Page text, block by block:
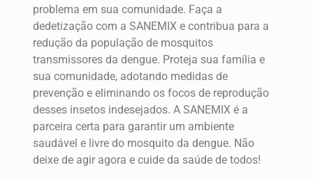
problema em sua comunidade. Faça a
dedetização com a SANEMIX e contribua para a
redução da população de mosquitos
transmissores da dengue. Proteja sua família e
sua comunidade, adotando medidas de
prevenção e eliminando os focos de reprodução
desses insetos indesejados. A SANEMIX é a
parceira certa para garantir um ambiente
saudável e livre do mosquito da dengue. Não
deixe de agir agora e cuide da saúde de todos!